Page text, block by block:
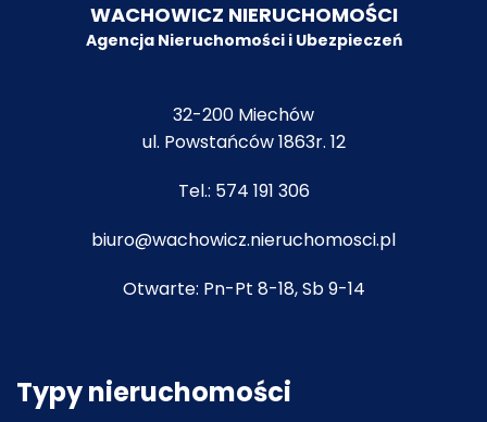
WACHOWICZ NIERUCHOMOŚCI
Agencja Nieruchomości i Ubezpieczeń
32-200 Miechów
ul. Powstańców 1863r. 12
Tel.: 574 191 306
biuro@wachowicz.nieruchomosci.pl
Otwarte: Pn-Pt 8-18, Sb 9-14
Typy nieruchomości